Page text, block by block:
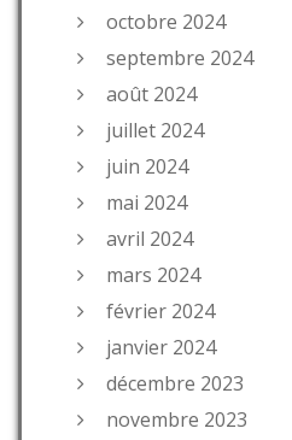
octobre 2024
septembre 2024
août 2024
juillet 2024
juin 2024
mai 2024
avril 2024
mars 2024
février 2024
janvier 2024
décembre 2023
novembre 2023